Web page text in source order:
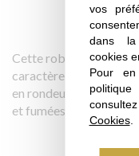
vos
dans
cookies
Pour
Cookies.
Cette robe brillante
caractère aux
en rondeur et en
et fumées.